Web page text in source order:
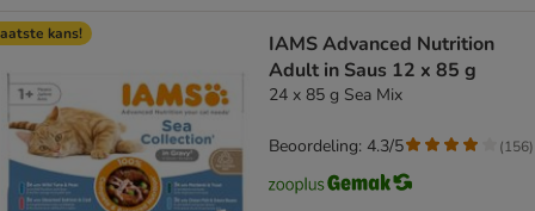
kans!
IAMS Advanced Nutrition
Adult in Saus 12 x 85 g
24 x 85 g Sea Mix
Beoordeling: 4.3/5 (156)